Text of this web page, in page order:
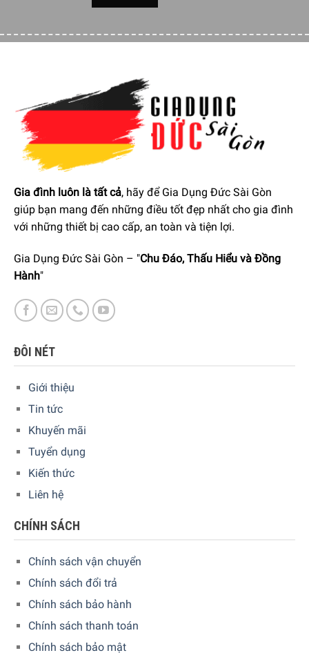
nghiệp. Nút sấy mát máy sấy tóc Philips HP8233/00 cung
tạo kiểu tóc để hoàn thiện và cố định kiểu tóc.
Móc cao su tại phần đế của tay cầm máy sấy tóc Philips
HP8233/00 cung cấp một lựa chọn lưu trữ khác, đặc biệt
thuận tiện khi sử dụng tại nhà hoặc tại khách sạn.
Gia đình luôn là tất cả, hãy để Gia Dụng Đức Sài Gòn
giúp bạn mang đến những điều tốt đẹp nhất cho gia đình
với những thiết bị cao cấp, an toàn và tiện lợi.
Gia Dụng Đức Sài Gòn – "Chu Đáo, Thấu Hiểu và Đồng
Hành"
ĐÔI NÉT
Giới thiệu
Tin tức
Khuyến mãi
Tuyển dụng
Kiến thức
Liên hệ
CHÍNH SÁCH
Chính sách vận chuyển
Chính sách đổi trả
Chính sách bảo hành
Chính sách thanh toán
Chính sách bảo mật